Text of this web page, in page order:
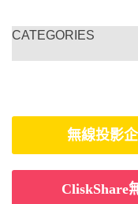
CATEGORIES
無線投影
CliskShare